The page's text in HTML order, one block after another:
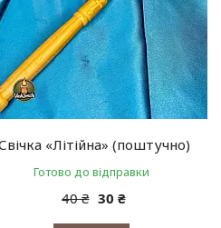
«Літійна» (поштучно)
Готово до відправки
40 ₴ 30 ₴